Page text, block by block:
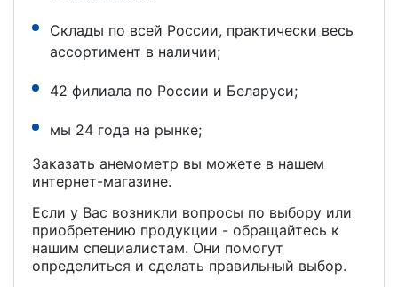
Склады по всей России, практически весь
ассортимент в наличии;
42 филиала по России и Беларуси;
мы 24 года на рынке;
Заказать анемометр вы можете в нашем
интернет-магазине.
Если у Вас возникли вопросы по выбору или
приобретению продукции - обращайтесь к
нашим специалистам. Они помогут
определиться и сделать правильный выбор.